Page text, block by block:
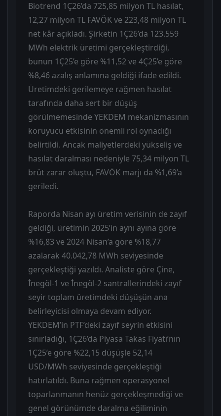
Biotrend 1Ç26’da 725,85 milyon TL hasılat,
12,27 milyon TL FAVÖK ve 223,48 milyon TL
net kâr açıkladı. Şirketin 1Ç26’da 123.559
MWh elektrik üretimi gerçekleştirdiği,
bunun 1Ç25’e göre %11,52 ve 4Ç25’e göre
%8,46 azalış anlamına geldiği ifade edildi.
Üretimdeki gerilemeye rağmen hasılat
tarafında daha sert bir düşüş
görülmemesinde YEKDEM mekanizmasının
koruyucu etkisinin önemli rol oynadığı
belirtildi. Ancak maliyetlerdeki yükseliş ve
hasılat daralması nedeniyle 75,34 milyon TL
brüt zarar oluştu, FAVÖK marjı da %1,69’a
geriledi.
Raporda Nisan ayı üretim verisinin de zayıf
geldiği, üretimin 2025’in aynı ayına göre
%16,83 ve 2024 Nisan’a göre %18,77
azalarak 40.042,78 MWh seviyesinde
gerçekleştiği yazıldı. Analiste göre Çine,
İnegöl-1 ve İnegöl-2 santrallerindeki zayıf
seyir toplam üretimdeki düşüşün ana
belirleyicisi olmaya devam ediyor.
YEKDEM’in PTF’deki zayıf seyrin etkisini
sınırladığı, 1Ç26’da Piyasa Takas Fiyatı’nın
1Ç25’e göre %22,15 düşüşle 52,14
USD/MWh seviyesinde gerçekleştiği
hatırlatıldı. Buna rağmen operasyonel
toparlanmanın henüz gerçekleşmediği ve
genel görünümde daralma eğiliminin